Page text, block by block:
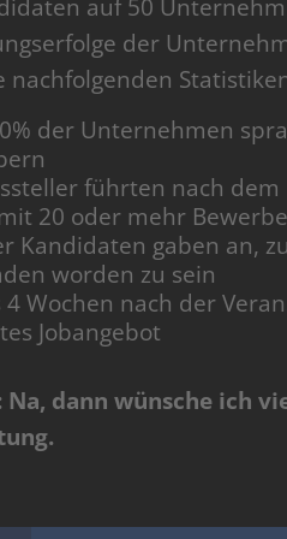
auf 50
der
nachfolgenden
der Unternehmen
führten nach
20 oder mehr
Kandidaten gaben an,
worden zu sein
4 Wochen nach der
Jobangebot
Na, dann wünsche ich